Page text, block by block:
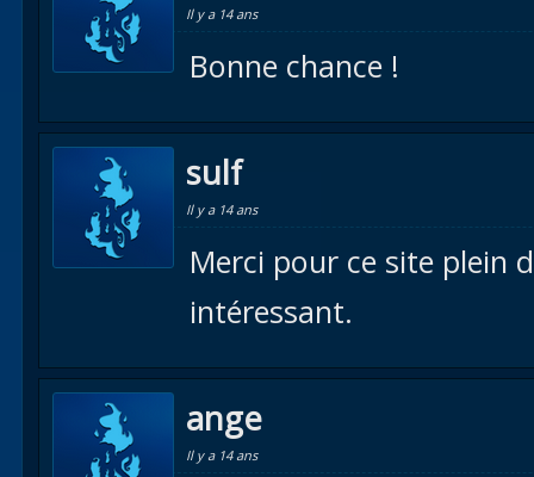
Il y a 14 ans
Bonne chance !
sulf
Il y a 14 ans
Merci pour ce site plein
intéressant.
ange
Il y a 14 ans